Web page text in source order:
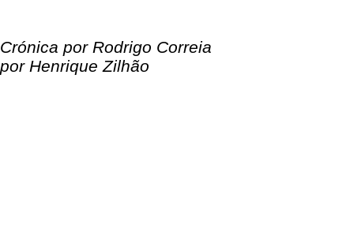
Crónica por Rodrigo Correia
por Henrique Zilhão